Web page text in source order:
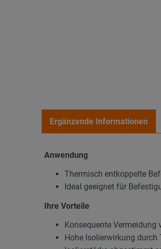
Ergänzende Informationen
Anwendung
Thermisch entkoppelte
Ideal geeignet für
Ihre Vorteile
Konsequente Vermeidung
Hohe Isolierwirkung